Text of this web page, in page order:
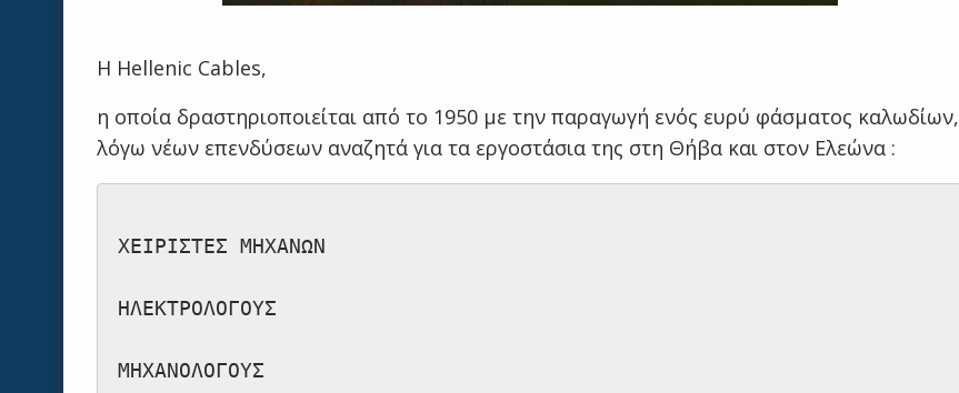
Η Hellenic Cables,
η οποία δραστηριοποιείται από το 1950 με την παραγωγή ενός ευρύ φάσματος καλωδίων,
λόγω νέων επενδύσεων αναζητά για τα εργοστάσια της στη Θήβα και στον Ελεώνα :
ΧΕΙΡΙΣΤΕΣ ΜΗΧΑΝΩΝ
ΗΛΕΚΤΡΟΛΟΓΟΥΣ
ΜΗΧΑΝΟΛΟΓΟΥΣ